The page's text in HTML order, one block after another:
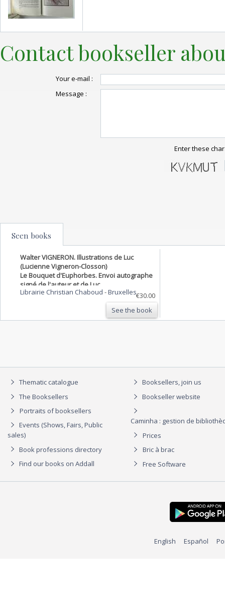
Contact bookseller
Your e-mail :
Message :
Enter these
Seen books
Walter VIGNERON. Illustrations de Luc
(Lucienne Vigneron-Closson)
Le Bouquet d'Euphorbes. Envoi autographe
signé de l'auteur et de Luc.
Librairie Christian Chaboud -Bruxelles€30.00
See the book
Thematic catalogue
The Booksellers
Portraits of booksellers
Events (Shows, Fairs, Public
sales)
Book professions directory
Find our books on Addall
Booksellers, join us
Bookseller website
Caminha : gestion de
Prices
Bric à brac
Free Software
English Español